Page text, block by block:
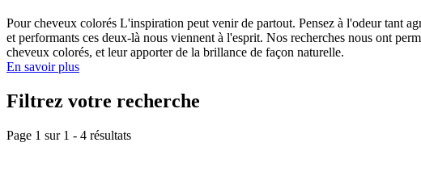
Pour cheveux colorés L'inspiration peut venir de partout. Pensez à l'odeur tant
et performants ces deux-là nous viennent à l'esprit. Nos recherches nous ont
cheveux colorés, et leur apporter de la brillance de façon naturelle.
En savoir plus
Filtrez votre recherche
Page 1 sur 1 - 4 résultats